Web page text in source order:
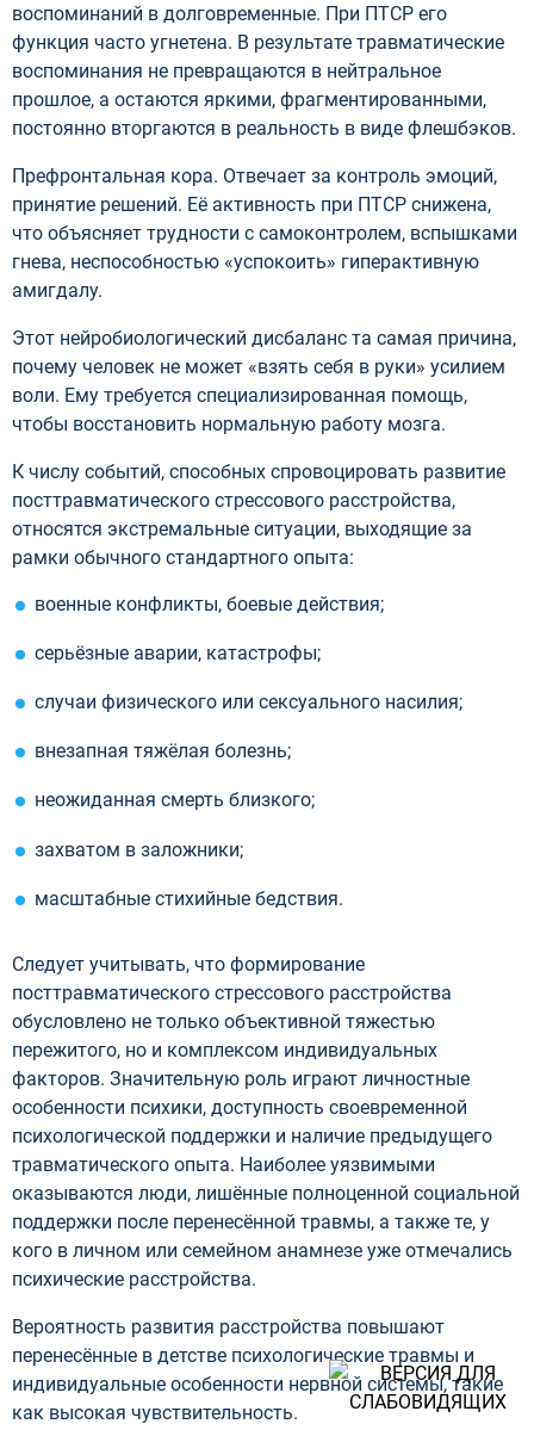
воспоминаний в долговременные. При ПТСР его
функция часто угнетена. В результате травматические
воспоминания не превращаются в нейтральное
прошлое, а остаются яркими, фрагментированными,
постоянно вторгаются в реальность в виде флешбэков.
Префронтальная кора. Отвечает за контроль эмоций,
принятие решений. Её активность при ПТСР снижена,
что объясняет трудности с самоконтролем, вспышками
гнева, неспособностью «успокоить» гиперактивную
амигдалу.
Этот нейробиологический дисбаланс та самая причина,
почему человек не может «взять себя в руки» усилием
воли. Ему требуется специализированная помощь,
чтобы восстановить нормальную работу мозга.
К числу событий, способных спровоцировать развитие
посттравматического стрессового расстройства,
относятся экстремальные ситуации, выходящие за
рамки обычного стандартного опыта:
военные конфликты, боевые действия;
серьёзные аварии, катастрофы;
случаи физического или сексуального насилия;
внезапная тяжёлая болезнь;
неожиданная смерть близкого;
захватом в заложники;
масштабные стихийные бедствия.
Следует учитывать, что формирование
посттравматического стрессового расстройства
обусловлено не только объективной тяжестью
пережитого, но и комплексом индивидуальных
факторов. Значительную роль играют личностные
особенности психики, доступность своевременной
психологической поддержки и наличие предыдущего
травматического опыта. Наиболее уязвимыми
оказываются люди, лишённые полноценной социальной
поддержки после перенесённой травмы, а также те, у
кого в личном или семейном анамнезе уже отмечались
психические расстройства.
Вероятность развития расстройства повышают
перенесённые в детстве психологические травмы и
индивидуальные особенности нервной системы, такие
как высокая чувствительность.